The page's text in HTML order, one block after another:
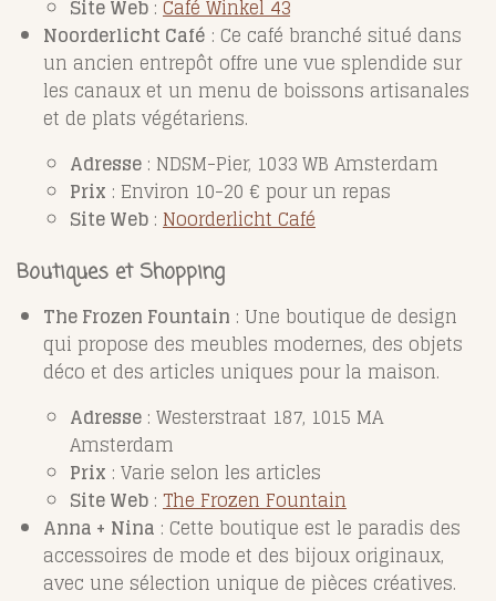
Site Web : Café Winkel 43
Noorderlicht Café : Ce café branché situé dans
un ancien entrepôt offre une vue splendide sur
les canaux et un menu de boissons artisanales
et de plats végétariens.
Adresse : NDSM-Pier, 1033 WB Amsterdam
Prix : Environ 10-20 € pour un repas
Site Web : Noorderlicht Café
Boutiques et Shopping
The Frozen Fountain : Une boutique de design
qui propose des meubles modernes, des objets
déco et des articles uniques pour la maison.
Adresse : Westerstraat 187, 1015 MA
Amsterdam
Prix : Varie selon les articles
Site Web : The Frozen Fountain
Anna + Nina : Cette boutique est le paradis des
accessoires de mode et des bijoux originaux,
avec une sélection unique de pièces créatives.